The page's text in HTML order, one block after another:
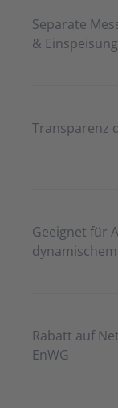
Separate
& Einspeisung
Transparenz
Geeignet für
Rabatt auf
EnWG